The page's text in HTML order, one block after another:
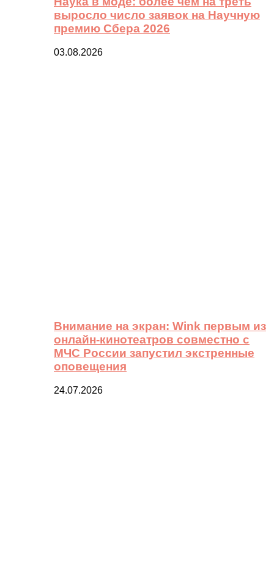
выросло число заявок на Научную
премию Сбера 2026
03.08.2026
Внимание на экран: Wink первым из
онлайн-кинотеатров совместно с
МЧС России запустил экстренные
оповещения
24.07.2026